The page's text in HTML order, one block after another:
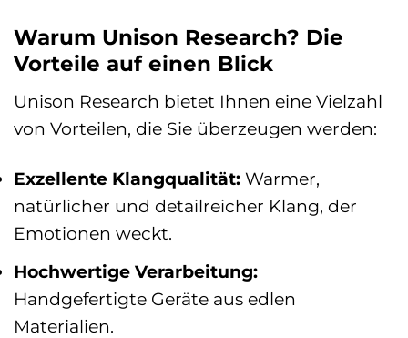
Warum Unison Research? Die
Vorteile auf einen Blick
Unison Research bietet Ihnen eine Vielzahl
von Vorteilen, die Sie überzeugen werden:
Exzellente Klangqualität: Warmer,
natürlicher und detailreicher Klang, der
Emotionen weckt.
Hochwertige Verarbeitung:
Handgefertigte Geräte aus edlen
Materialien.